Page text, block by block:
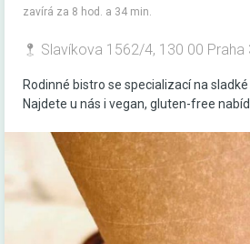
zavírá za 8 hod. a 34 min.
Slavíkova 1562/4, 130 00 Praha
Rodinné bistro se specializací na sladké
Najdete u nás i vegan, gluten-free